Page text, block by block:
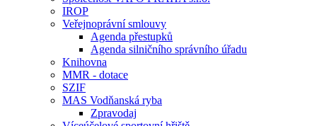
IROP
Veřejnoprávní smlouvy
Agenda přestupků
Agenda silničního správního úřadu
Knihovna
MMR - dotace
SZIF
MAS Vodňanská ryba
Zpravodaj